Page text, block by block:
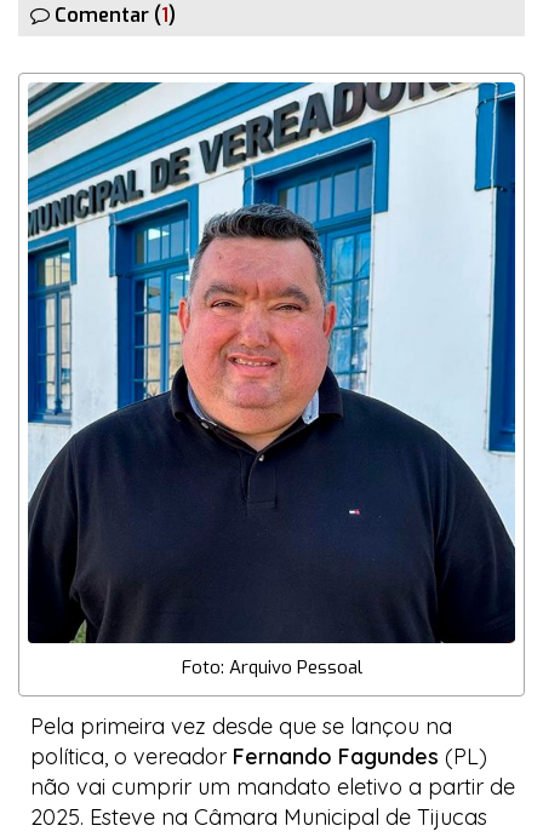
Comentar (1)
Foto: Arquivo Pessoal
Pela primeira vez desde que se lançou na
política, o vereador Fernando Fagundes (PL)
não vai cumprir um mandato eletivo a partir de
2025. Esteve na Câmara Municipal de Tijucas